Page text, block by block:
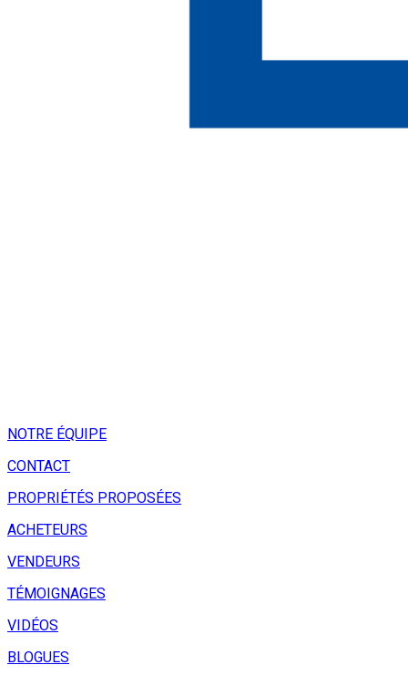
NOTRE ÉQUIPE
CONTACT
PROPRIÉTÉS PROPOSÉES
ACHETEURS
VENDEURS
TÉMOIGNAGES
VIDÉOS
BLOGUES